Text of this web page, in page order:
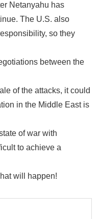
Netanyahu has
The U.S. also
so they
between the
of the attacks, it could
in the Middle East is
of war with
to achieve a
will happen!